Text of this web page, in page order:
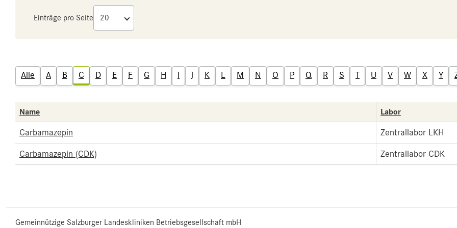
Einträge pro Seite
Alle A B C D E F G H I J K L M N O P Q R S T U V W X Y
Name Labor
Carbamazepin Zentrallabor LKH
Carbamazepin (CDK) Zentrallabor CDK
Gemeinnützige Salzburger Landeskliniken Betriebsgesellschaft mbH